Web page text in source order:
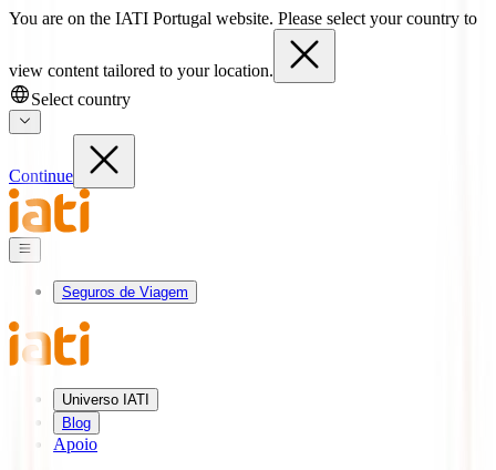
You are on the IATI Portugal website. Please select your country to
view content tailored to your location.
Select country
Continue
Seguros de Viagem
Universo IATI
Blog
Apoio